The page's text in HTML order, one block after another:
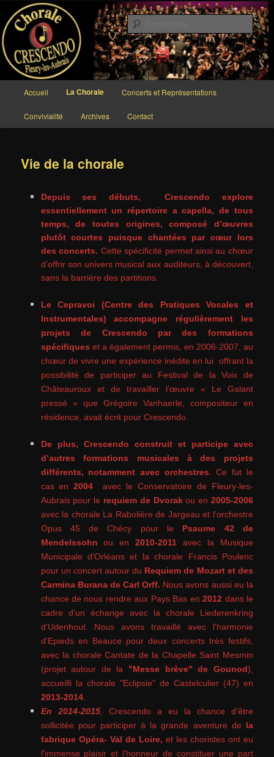
au
contenu
principalChorale CRESCENDO
principal
Accueil La Chorale Concerts et Représentations
Convivialité Archives Contact
Vie de la chorale
Depuis ses débuts, Crescendo explore
essentiellement un répertoire a capella, de tous
temps, de toutes origines, composé d’œuvres
plutôt courtes puisque chantées par cœur lors
des concerts. Cette spécificité permet ainsi au chœur
d’offrir son univers musical aux auditeurs, à découvert,
sans la barrière des partitions.
Le Cepravoi (Centre des Pratiques Vocales et
Instrumentales) accompagne régulièrement les
projets de Crescendo par des formations
spécifiques et a également permis, en 2006-2007, au
chœur de vivre une expérience inédite en lui offrant la
possibilité de participer au Festival de la Voix de
Châteauroux et de travailler l’œuvre « Le Galant
pressé » que Grégoire Vanhaerle, compositeur en
résidence, avait écrit pour Crescendo.
De plus, Crescendo construit et participe avec
d’autres formations musicales à des projets
différents, notamment avec orchestres . Ce fut le
cas en2004 avec le Conservatoire de Fleury-les-
Aubrais pour le requiem de Dvorakou en 2005-2006
avec la chorale La Rabolière de Jargeau et l’orchestre
Opus 45 de Chécy pour le Psaume 42 de
Mendelssohn ou en2010-2011 avec la Musique
Municipale d’Orléans et la chorale Francis Poulenc
pour un concert autour du Requiem de Mozart et des
Carmina Burana de Carl Orff. Nous avons aussi eu la
chance de nous rendre aux Pays Bas en2012 dans le
cadre d'un échange avec la chorale Liederenkring
d'Udenhout. Nous avons travaillé avec l'harmonie
d'Epieds en Beauce pour deux concerts très festifs,
avec la chorale Cantate de la Chapelle Saint Mesmin
(projet autour de la "Messe brève" de Gounod),
accueilli la chorale "Eclipsie" de Castelculier (47) en
2013-2014.
En 2014-2015, Crescendo a eu la chance d'être
sollicitée pour participer à la grande aventure de la
fabrique Opéra- Val de Loire, et les choristes ont eu
l'immense plaisir et l'honneur de constituer une part